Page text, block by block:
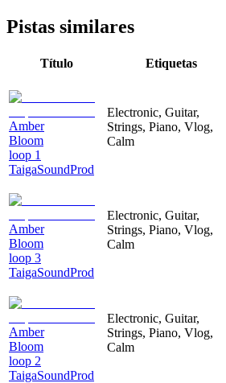
Pistas similares
Título Etiquetas
Amber
Bloom
loop 1
TaigaSoundProd
Electronic, Guitar,
Strings, Piano, Vlog,
Calm
Amber
Bloom
loop 3
TaigaSoundProd
Electronic, Guitar,
Strings, Piano, Vlog,
Calm
Amber
Bloom
loop 2
TaigaSoundProd
Electronic, Guitar,
Strings, Piano, Vlog,
Calm